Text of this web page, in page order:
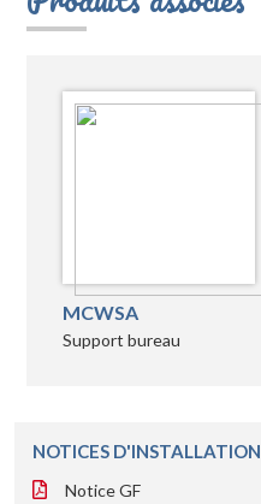
MCWSA
Support bureau
NOTICES D'INSTALLATION
Notice GF